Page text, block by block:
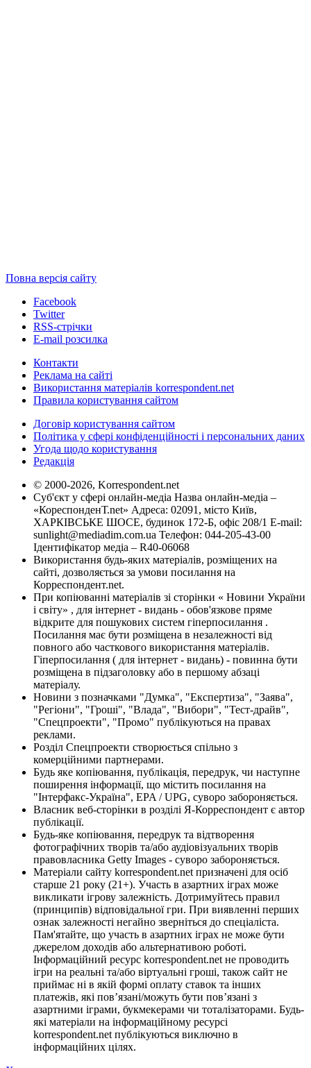
Повна версія сайту
Facebook
Twitter
RSS-стрічки
E-mail розсилка
Контакти
Реклама на сайті
Використання матеріалів korrespondent.net
Правила користування сайтом
Договір користування сайтом
Політика у сфері конфіденційності і персональних даних
Угода щодо користування
Редакція
© 2000-2026, Korrespondent.net
Суб'єкт у сфері онлайн-медіа Назва онлайн-медіа –
«КореспонденТ.net» Адреса: 02091, місто Київ,
ХАРКІВСЬКЕ ШОСЕ, будинок 172-Б, офіс 208/1 E-mail:
sunlight@mediadim.com.ua Телефон: 044-205-43-00
Ідентифікатор медіа – R40-06068
Використання будь-яких матеріалів, розміщених на
сайті, дозволяється за умови посилання на
Корреспондент.net.
При копіюванні матеріалів зі сторінки « Новини України
і світу» , для інтернет - видань - обов'язкове пряме
відкрите для пошукових систем гіперпосилання .
Посилання має бути розміщена в незалежності від
повного або часткового використання матеріалів.
Гіперпосилання ( для інтернет - видань) - повинна бути
розміщена в підзаголовку або в першому абзаці
матеріалу.
Новини з позначками "Думка", "Експертиза", "Заява",
"Регіони", "Гроші", "Влада", "Вибори", "Тест-драйв",
"Спецпроекти", "Промо" публікуються на правах
реклами.
Розділ Спецпроекти створюється спільно з
комерційними партнерами.
Будь яке копіювання, публікація, передрук, чи наступне
поширення інформації, що містить посилання на
"Інтерфакс-Україна", EPA / UPG, суворо забороняється.
Власник веб-сторінки в розділі Я-Корреспондент є автор
публікації.
Будь-яке копіювання, передрук та відтворення
фотографічних творів та/або аудіовізуальних творів
правовласника Getty Images - суворо забороняється.
Матеріали сайту korrespondent.net призначені для осіб
старше 21 року (21+). Участь в азартних іграх може
викликати ігрову залежність. Дотримуйтесь правил
(принципів) відповідальної гри. При виявленні перших
ознак залежності негайно зверніться до спеціаліста.
Пам'ятайте, що участь в азартних іграх не може бути
джерелом доходів або альтернативою роботі.
Інформаційний ресурс korrespondent.net не проводить
ігри на реальні та/або віртуальні гроші, також сайт не
приймає ні в якій формі оплату ставок та інших
платежів, які пов’язані/можуть бути пов’язані з
азартними іграми, букмекерами чи тоталізаторами. Будь-
які матеріали на інформаційному ресурсі
korrespondent.net публікуються виключно в
інформаційних цілях.